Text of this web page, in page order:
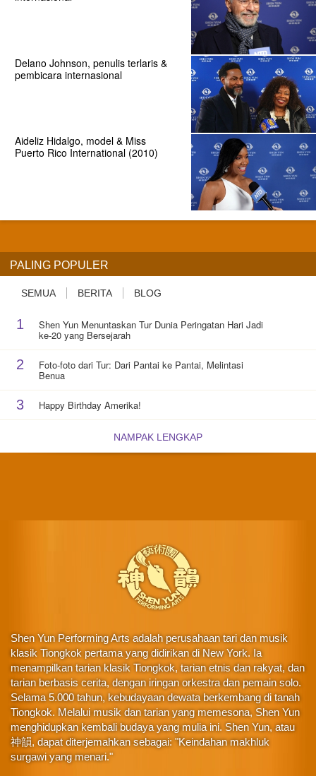
Delano Johnson, penulis terlaris &
pembicara internasional
Aideliz Hidalgo, model & Miss
Puerto Rico International (2010)
PALING POPULER
SEMUA BERITA BLOG
1 Shen Yun Menuntaskan Tur Dunia Peringatan Hari Jadi
ke-20 yang Bersejarah
2 Foto-foto dari Tur: Dari Pantai ke Pantai, Melintasi
Benua
3 Happy Birthday Amerika!
NAMPAK LENGKAP
Shen Yun Performing Arts adalah perusahaan tari dan musik
klasik Tiongkok pertama yang didirikan di New York. Ia
menampilkan tarian klasik Tiongkok, tarian etnis dan rakyat, dan
tarian berbasis cerita, dengan iringan orkestra dan pemain solo.
Selama 5.000 tahun, kebudayaan dewata berkembang di tanah
Tiongkok. Melalui musik dan tarian yang memesona, Shen Yun
menghidupkan kembali budaya yang mulia ini. Shen Yun, atau
神韻, dapat diterjemahkan sebagai: "Keindahan makhluk
surgawi yang menari."